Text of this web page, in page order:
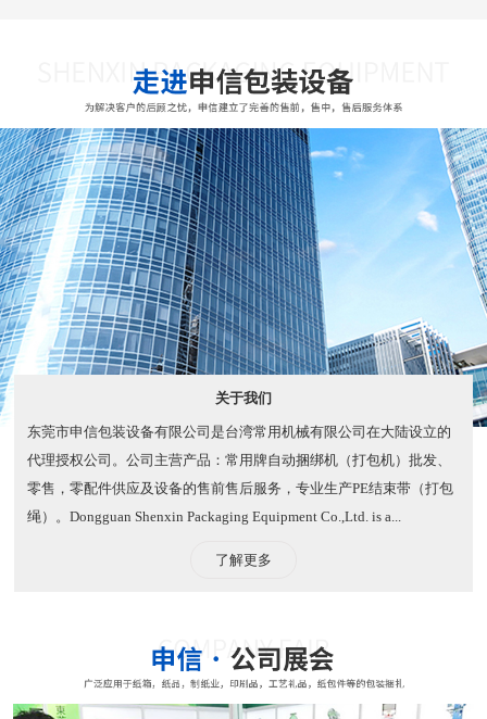
关于我们
东莞市申信包装设备有限公司是台湾常用机械有限公司在大陆设立的
代理授权公司。公司主营产品：常用牌自动捆绑机（打包机）批发、
零售，零配件供应及设备的售前售后服务，专业生产PE结束带（打包
绳）。​ Dongguan Shenxin Packaging Equipment Co.,Ltd. is a...
了解更多